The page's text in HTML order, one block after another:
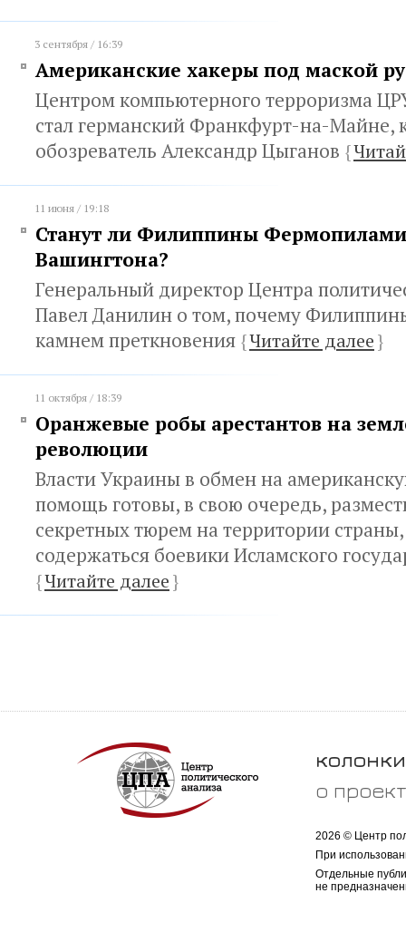
3 сентября / 16:39
Американские хакеры под маской
Центром компьютерного терроризма
стал германский Франкфурт-на-Майне,
обозреватель Александр Цыганов {
11 июня / 19:18
Станут ли Филиппины
Вашингтона?
Генеральный директор Центра
Павел Данилин о том, почему
камнем преткновения {Читайте далее}
11 октября / 18:39
Оранжевые робы арестантов на
революции
Власти Украины в обмен на
помощь готовы, в свою очередь,
секретных тюрем на территории
содержаться боевики Исламского
{Читайте далее}
колонки
о
2026 © Центр
При
Отдельные
не